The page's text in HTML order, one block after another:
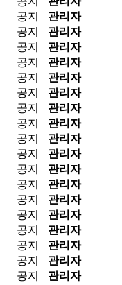
공지
관리자
공지
관리자
공지
관리자
공지
관리자
공지
관리자
공지
관리자
공지
관리자
공지
관리자
공지
관리자
공지
관리자
공지
관리자
공지
관리자
공지
관리자
공지
관리자
공지
관리자
공지
관리자
공지
관리자
공지
관리자